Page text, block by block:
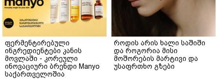
ფერმენტირებული
ინგრედიენტები კანის
მოვლაში - კორეული
ინოვაციური ბრენდი Manyo
საქართველოშია
როდის არის ხალი საშიში
და როგორია მისი
მოშორების მარტივი და
უსაფრთხო გზები